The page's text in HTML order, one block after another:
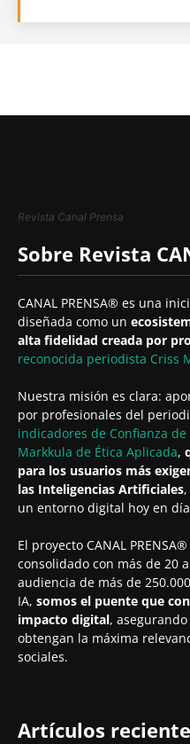
Revista Canal Prensa
Sobre Revista
CANAL PRENSA® es una
diseñada como un
alta fidelidad creada por
reconocida periodista Criss
Nuestra misión es clara:
por profesionales del
indicadores de Confianza de
Markkula de Ética Aplicada,
para los usuarios más
las Inteligencias Artificiales
un entorno digital hoy en
El proyecto CANAL
consolidado con más de 20
audiencia de más de
IA, somos el puente que
impacto digital,
obtengan la máxima
sociales.
Artículos